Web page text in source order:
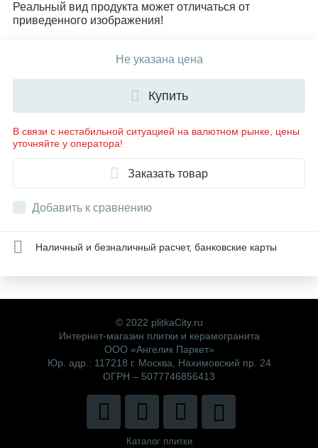
Реальный вид продукта может отличаться от
приведенного изображения!
Не указана цена
Купить
В связи с нестабильной ситуацией на валютном рынке, цены
уточняйте у оператора!
Заказать товар
Добавить к сравнению
Наличный и безналичный расчет, банковские карты
© 2022 plitkaCity.ru
Интернет-магазин плитки и керамогранита
ООО «Ангелик Паркет»
Юр. адр.: 117218 г. Москва, Нахимовский пр. 24
ОГРН – 5077746856413
Каталог плитки